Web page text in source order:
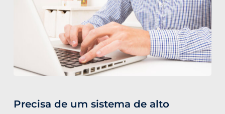
Precisa de um sistema de alto